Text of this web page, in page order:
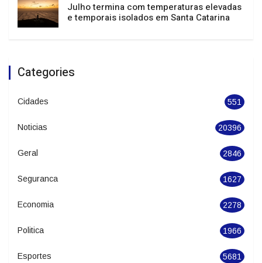
Julho termina com temperaturas elevadas
e temporais isolados em Santa Catarina
Categories
Cidades 551
Noticias 20396
Geral 2846
Seguranca 1627
Economia 2278
Politica 1966
Esportes 5681